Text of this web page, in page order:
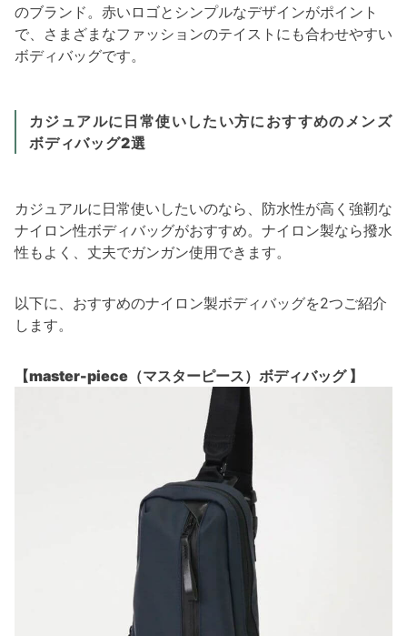
のブランド。赤いロゴとシンプルなデザインがポイント
で、さまざまなファッションのテイストにも合わせやすい
ボディバッグです。
カジュアルに日常使いしたい方におすすめのメンズ
ボディバッグ2選
カジュアルに日常使いしたいのなら、防水性が高く強靭な
ナイロン性ボディバッグがおすすめ。ナイロン製なら撥水
性もよく、丈夫でガンガン使用できます。
以下に、おすすめのナイロン製ボディバッグを2つご紹介
します。
【master-piece（マスターピース）ボディバッグ 】